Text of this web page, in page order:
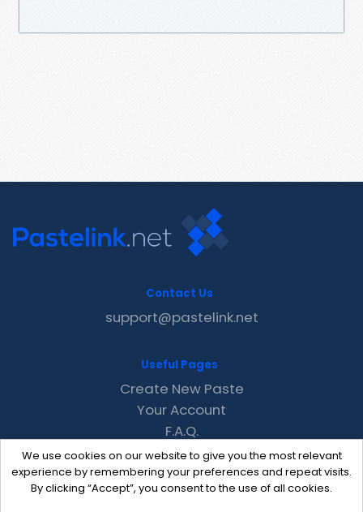
We use cookies on our website to give you the most relevant
experience by remembering your preferences and repeat visits.
By clicking “Accept”, you consent to the use of all cookies.
Contact Us
support@pastelink.net
Useful Pages
Create New Paste
Your Account
F.A.Q.
Recent
Contact